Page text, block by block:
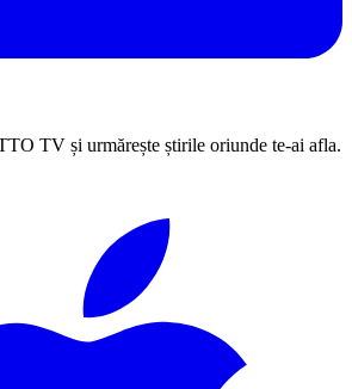
TV și urmărește știrile oriunde te-ai afla.